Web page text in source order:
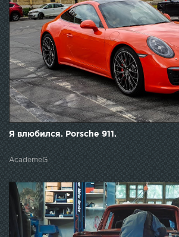
Я влюбился. Porsche 911.
AcademeG